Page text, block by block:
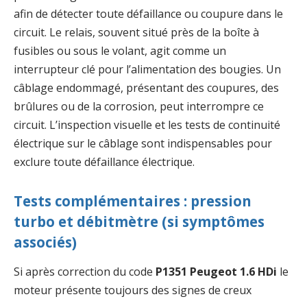
afin de détecter toute défaillance ou coupure dans le
circuit. Le relais, souvent situé près de la boîte à
fusibles ou sous le volant, agit comme un
interrupteur clé pour l’alimentation des bougies. Un
câblage endommagé, présentant des coupures, des
brûlures ou de la corrosion, peut interrompre ce
circuit. L’inspection visuelle et les tests de continuité
électrique sur le câblage sont indispensables pour
exclure toute défaillance électrique.
Tests complémentaires : pression
turbo et débitmètre (si symptômes
associés)
Si après correction du code P1351 Peugeot 1.6 HDi le
moteur présente toujours des signes de creux